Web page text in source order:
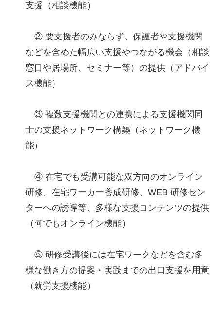
支援（相談機能）
② 要支援者のみならず、保護者や支援機関
などを含めた幅広い支援やつながる機会（相談
窓口や居場所、セミナー等）の提供（アドバイ
ス機能）
③ 複数支援機関との連携による支援機関同
士の支援ネットワーク構築（ネットワーク機
能）
④ 在宅でも受講可能な双方向のオンライン
研修、在宅ワーカー養成研修、WEB 研修セン
ターへの誘導等、多様な支援コンテンツの提供
（何でもオンライン機能）
⑤ 研修受講後には在宅ワークなどを含む多
様な働き方の提案・実践までの出口支援を用意
（就労支援機能）